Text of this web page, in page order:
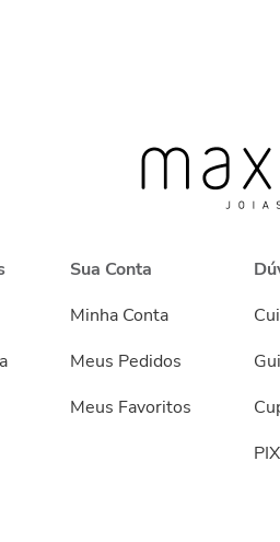
Sua Conta
Minha Conta
Meus Pedidos
Meus Favoritos